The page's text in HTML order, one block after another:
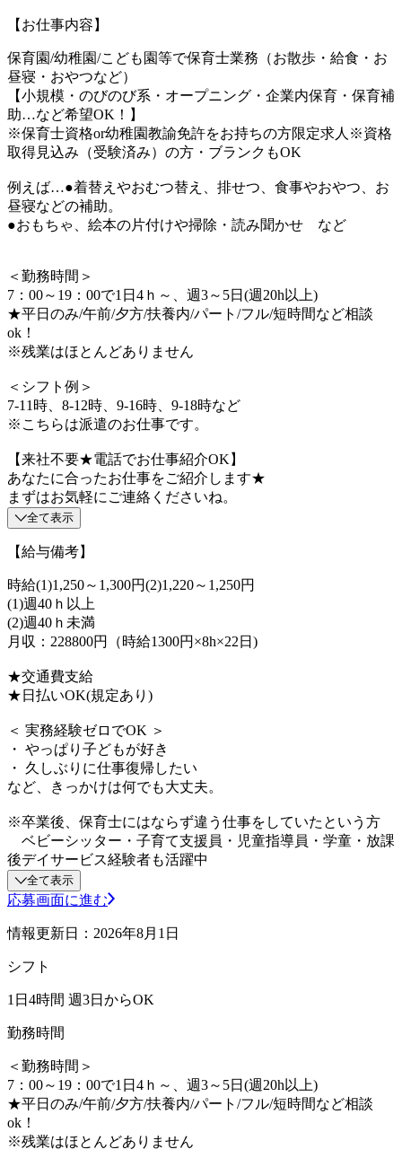
【お仕事内容】
保育園/幼稚園/こども園等で保育士業務（お散歩・給食・お
昼寝・おやつなど）
【小規模・のびのび系・オープニング・企業内保育・保育補
助…など希望OK！】
※保育士資格or幼稚園教諭免許をお持ちの方限定求人※資格
取得見込み（受験済み）の方・ブランクもOK
例えば…●着替えやおむつ替え、排せつ、食事やおやつ、お
昼寝などの補助。
●おもちゃ、絵本の片付けや掃除・読み聞かせ など
＜勤務時間＞
7：00～19：00で1日4ｈ～、週3～5日(週20h以上)
★平日のみ/午前/夕方/扶養内/パート/フル/短時間など相談
ok！
※残業はほとんどありません
＜シフト例＞
7-11時、8-12時、9-16時、9-18時など
※こちらは派遣のお仕事です。
【来社不要★電話でお仕事紹介OK】
あなたに合ったお仕事をご紹介します★
まずはお気軽にご連絡くださいね。
全て表示
【給与備考】
時給(1)1,250～1,300円(2)1,220～1,250円
(1)週40ｈ以上
(2)週40ｈ未満
月収：228800円（時給1300円×8h×22日)
★交通費支給
★日払いOK(規定あり)
＜ 実務経験ゼロでOK ＞
・ やっぱり子どもが好き
・ 久しぶりに仕事復帰したい
など、きっかけは何でも大丈夫。
※卒業後、保育士にはならず違う仕事をしていたという方
ベビーシッター・子育て支援員・児童指導員・学童・放課
後デイサービス経験者も活躍中
全て表示
応募画面に進む
情報更新日：2026年8月1日
シフト
1日4時間 週3日からOK
勤務時間
＜勤務時間＞
7：00～19：00で1日4ｈ～、週3～5日(週20h以上)
★平日のみ/午前/夕方/扶養内/パート/フル/短時間など相談
ok！
※残業はほとんどありません